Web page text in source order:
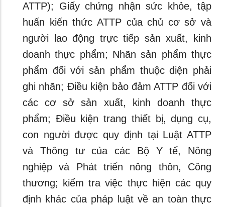
ATTP); Giấy chứng nhận sức khỏe, tập
huấn kiến thức ATTP của chủ cơ sở và
người lao động trực tiếp sản xuất, kinh
doanh thực phẩm; Nhãn sản phẩm thực
phẩm đối với sản phẩm thuộc diện phải
ghi nhãn; Điều kiện bảo đảm ATTP đối với
các cơ sở sản xuất, kinh doanh thực
phẩm; Điều kiện trang thiết bị, dụng cụ,
con người được quy định tại Luật ATTP
và Thông tư của các Bộ Y tế, Nông
nghiệp và Phát triển nông thôn, Công
thương; kiểm tra việc thực hiện các quy
định khác của pháp luật về an toàn thực